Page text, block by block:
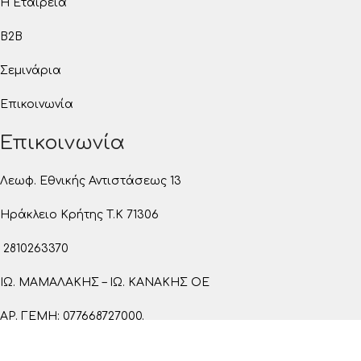
Η Εταιρεία
B2B
Σεμινάρια
Επικοινωνία
Επικοινωνία
Λεωφ. Εθνικής Αντιστάσεως 13
Ηράκλειο Κρήτης T.K 71306
2810263370
ΙΩ. ΜΑΜΑΛΑΚΗΣ – ΙΩ. ΚΑΝΑΚΗΣ ΟΕ
ΑΡ. ΓΕΜΗ: 077668727000.